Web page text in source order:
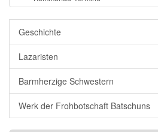
Geschichte
Lazaristen
Barmherzige Schwestern
Werk der Frohbotschaft Batschuns